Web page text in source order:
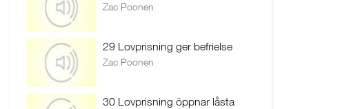
Zac Poonen
29 Lovprisning ger befrielse
Zac Poonen
30 Lovprisning öppnar låsta